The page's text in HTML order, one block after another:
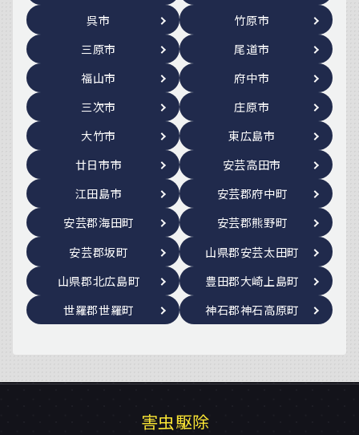
呉市
竹原市
三原市
尾道市
福山市
府中市
三次市
庄原市
大竹市
東広島市
廿日市市
安芸高田市
江田島市
安芸郡府中町
安芸郡海田町
安芸郡熊野町
安芸郡坂町
山県郡安芸太田町
山県郡北広島町
豊田郡大崎上島町
世羅郡世羅町
神石郡神石高原町
害虫駆除